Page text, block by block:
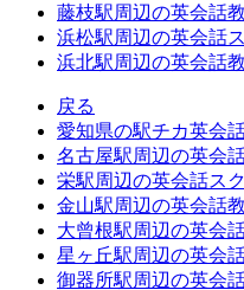
藤枝駅周辺の英会話
浜松駅周辺の英会話
浜北駅周辺の英会話
戻る
愛知県の駅チカ英会
名古屋駅周辺の英会
栄駅周辺の英会話ス
金山駅周辺の英会話
大曾根駅周辺の英会
星ヶ丘駅周辺の英会
御器所駅周辺の英会